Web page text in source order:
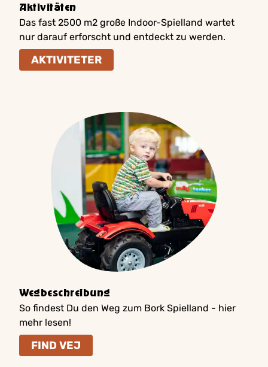
Aktivitäten
Das fast 2500 m2 große Indoor-Spielland wartet
nur darauf erforscht und entdeckt zu werden.
AKTIVITETER
Wegbeschreibung
So findest Du den Weg zum Bork Spielland - hier
mehr lesen!
FIND VEJ